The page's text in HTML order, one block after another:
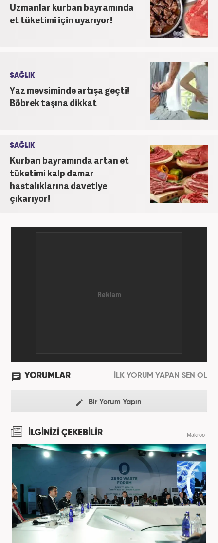
Uzmanlar kurban bayramında
et tüketimi için uyarıyor!
SAĞLIK
Yaz mevsiminde artışa geçti!
Böbrek taşına dikkat
SAĞLIK
Kurban bayramında artan et
tüketimi kalp damar
hastalıklarına davetiye
çıkarıyor!
YORUMLAR İLK YORUM YAPAN SEN OL
Bir Yorum Yapın
İLGİNİZİ ÇEKEBİLİR Makroo